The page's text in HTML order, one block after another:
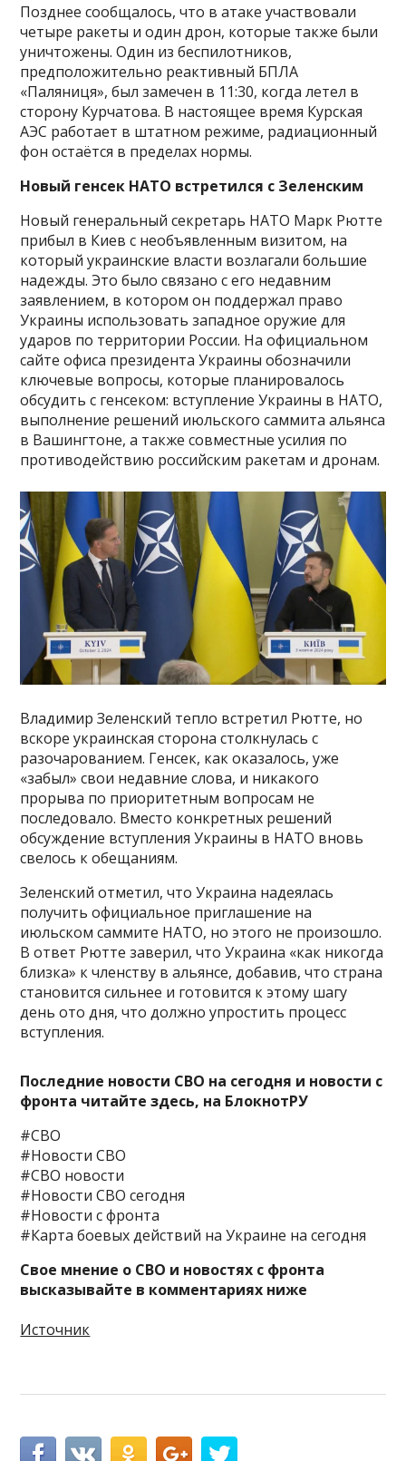
Позднее сообщалось, что в атаке участвовали
четыре ракеты и один дрон, которые также были
уничтожены. Один из беспилотников,
предположительно реактивный БПЛА
«Паляниця», был замечен в 11:30, когда летел в
сторону Курчатова. В настоящее время Курская
АЭС работает в штатном режиме, радиационный
фон остаётся в пределах нормы.
Новый генсек НАТО встретился с Зеленским
Новый генеральный секретарь НАТО Марк Рютте
прибыл в Киев с необъявленным визитом, на
который украинские власти возлагали большие
надежды. Это было связано с его недавним
заявлением, в котором он поддержал право
Украины использовать западное оружие для
ударов по территории России. На официальном
сайте офиса президента Украины обозначили
ключевые вопросы, которые планировалось
обсудить с генсеком: вступление Украины в НАТО,
выполнение решений июльского саммита альянса
в Вашингтоне, а также совместные усилия по
противодействию российским ракетам и дронам.
Владимир Зеленский тепло встретил Рютте, но
вскоре украинская сторона столкнулась с
разочарованием. Генсек, как оказалось, уже
«забыл» свои недавние слова, и никакого
прорыва по приоритетным вопросам не
последовало. Вместо конкретных решений
обсуждение вступления Украины в НАТО вновь
свелось к обещаниям.
Зеленский отметил, что Украина надеялась
получить официальное приглашение на
июльском саммите НАТО, но этого не произошло.
В ответ Рютте заверил, что Украина «как никогда
близка» к членству в альянсе, добавив, что страна
становится сильнее и готовится к этому шагу
день ото дня, что должно упростить процесс
вступления.
Последние новости СВО на сегодня и новости с
фронта читайте здесь, на БлокнотРУ
#СВО
#Новости СВО
#СВО новости
#Новости СВО сегодня
#Новости с фронта
#Карта боевых действий на Украине на сегодня
Свое мнение о СВО и новостях с фронта
высказывайте в комментариях ниже
Источник